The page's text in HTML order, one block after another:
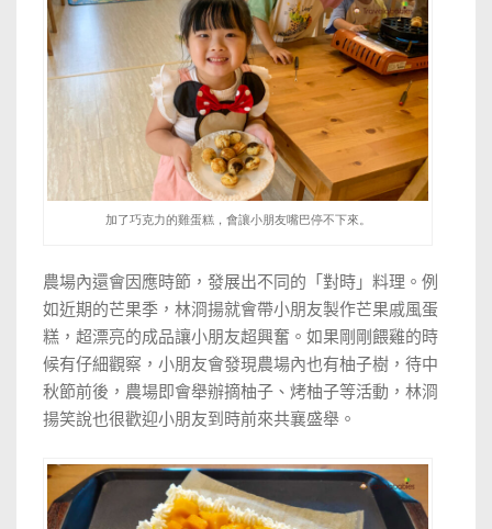
加了巧克力的雞蛋糕，會讓小朋友嘴巴停不下來。
農場內還會因應時節，發展出不同的「對時」料理。例
如近期的芒果季， 林浻揚就會帶小朋友製作芒果戚風蛋
糕，超漂亮的成品讓小朋友超興奮。如果剛剛餵雞的時
候有仔細觀察，小朋友會發現農場內也有柚子樹，待中
秋節前後，農場即會舉辦摘柚子、烤柚子等活動， 林浻
揚笑說也很歡迎小朋友到時前來共襄盛舉。